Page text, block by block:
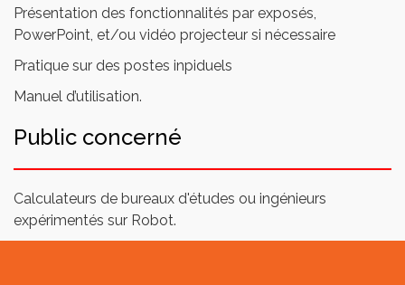
Présentation des fonctionnalités par exposés,
PowerPoint, et/ou vidéo projecteur si nécessaire
Pratique sur des postes inpiduels
Manuel d’utilisation.
Public concerné
Calculateurs de bureaux d'études ou ingénieurs
expérimentés sur Robot.